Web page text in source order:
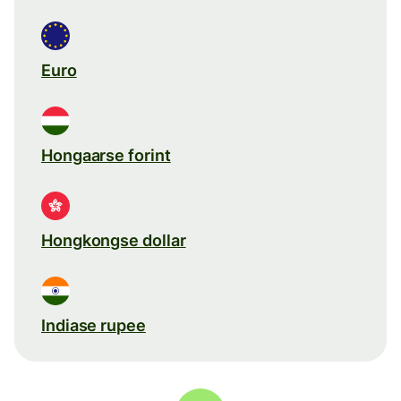
Euro
Hongaarse forint
Hongkongse dollar
Indiase rupee